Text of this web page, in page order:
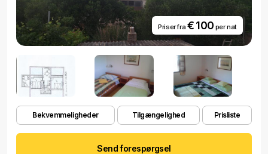
Priser fra € 100 per nat
Bekvemmeligheder Tilgængelighed Prisliste
Send forespørgsel